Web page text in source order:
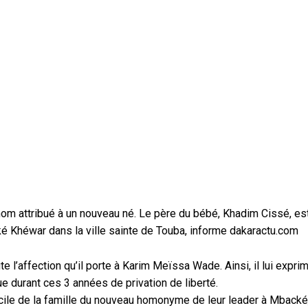
attribué à un nouveau né. Le père du bébé, Khadim Cissé,
Khéwar dans la ville sainte de Touba, informe dakaractu.com
l’affection qu’il porte à Karim Meïssa Wade. Ainsi, il lui
durant ces 3 années de privation de liberté.
de la famille du nouveau homonyme de leur leader à